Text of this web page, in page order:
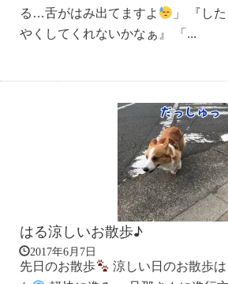
る…舌がはみ出てますよ
」 『し
やくしてくれないかなぁ』 「...
はる涼しいお散歩♪
2017年6月7日
先日のお散歩
涼しい日のお散歩